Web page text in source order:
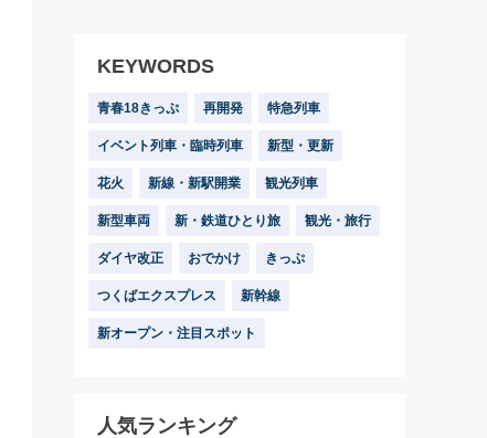
KEYWORDS
青春18きっぷ 再開発 特急列車
イベント列車・臨時列車 新型・更新
花火 新線・新駅開業 観光列車
新型車両 新・鉄道ひとり旅 観光・旅行
ダイヤ改正 おでかけ きっぷ
つくばエクスプレス 新幹線
新オープン・注目スポット
人気ランキング